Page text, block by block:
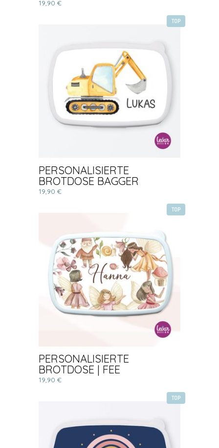
19,90 €
TOP
PERSONALISIERTE
BROTDOSE BAGGER
19,90 €
TOP
PERSONALISIERTE
BROTDOSE | FEE
19,90 €
TOP